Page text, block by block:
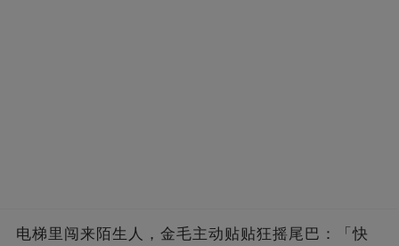
电梯里闯来陌生人，金毛主动贴贴狂摇尾巴：「快